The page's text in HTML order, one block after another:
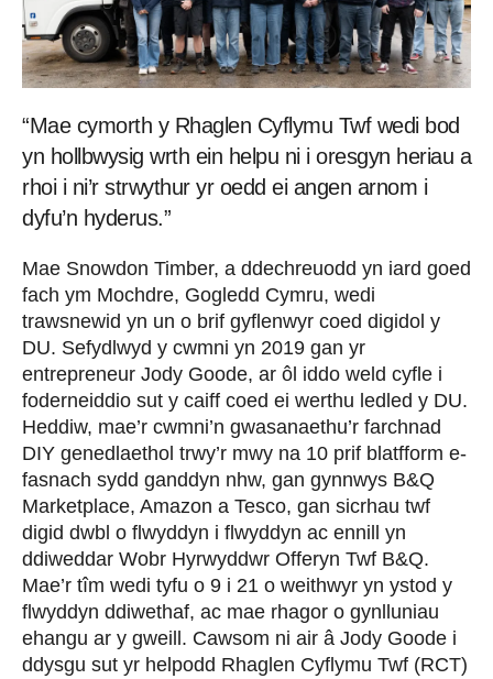
“Mae cymorth y Rhaglen Cyflymu Twf wedi bod
yn hollbwysig wrth ein helpu ni i oresgyn heriau a
rhoi i ni’r strwythur yr oedd ei angen arnom i
dyfu’n hyderus.”
Mae Snowdon Timber, a ddechreuodd yn iard goed
fach ym Mochdre, Gogledd Cymru, wedi
trawsnewid yn un o brif gyflenwyr coed digidol y
DU. Sefydlwyd y cwmni yn 2019 gan yr
entrepreneur Jody Goode, ar ôl iddo weld cyfle i
foderneiddio sut y caiff coed ei werthu ledled y DU.
Heddiw, mae’r cwmni’n gwasanaethu’r farchnad
DIY genedlaethol trwy’r mwy na 10 prif blatfform e-
fasnach sydd ganddyn nhw, gan gynnwys B&Q
Marketplace, Amazon a Tesco, gan sicrhau twf
digid dwbl o flwyddyn i flwyddyn ac ennill yn
ddiweddar Wobr Hyrwyddwr Offeryn Twf B&Q.
Mae’r tîm wedi tyfu o 9 i 21 o weithwyr yn ystod y
flwyddyn ddiwethaf, ac mae rhagor o gynlluniau
ehangu ar y gweill. Cawsom ni air â Jody Goode i
ddysgu sut yr helpodd Rhaglen Cyflymu Twf (RCT)